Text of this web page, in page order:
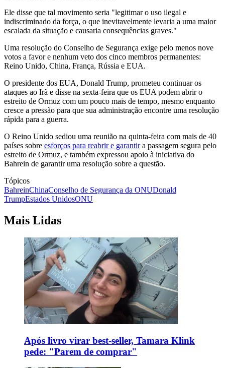
Ele disse que tal movimento seria "legitimar o uso ilegal e
indiscriminado da força, o que inevitavelmente levaria a uma maior
escalada da situação e causaria consequências graves."
Uma resolução do Conselho de Segurança exige pelo menos nove
votos a favor e nenhum veto dos cinco membros permanentes:
Reino Unido, China, França, Rússia e EUA.
O presidente dos EUA, Donald Trump, prometeu continuar os
ataques ao Irã e disse na sexta-feira que os EUA podem abrir o
estreito de Ormuz com um pouco mais de tempo, mesmo enquanto
cresce a pressão para que sua administração encontre uma resolução
rápida para a guerra.
O Reino Unido sediou uma reunião na quinta-feira com mais de 40
países sobre esforços para reabrir e garantira passagem segura pelo
estreito de Ormuz, e também expressou apoio à iniciativa do
Bahrein de garantir uma resolução sobre a questão.
Tópicos
BahreinChinaConselho de Segurança da ONUDonald
TrumpEstados UnidosONU
Mais Lidas
Após livro virar best-seller, Tamara Klink
pede: "Parem de comprar"